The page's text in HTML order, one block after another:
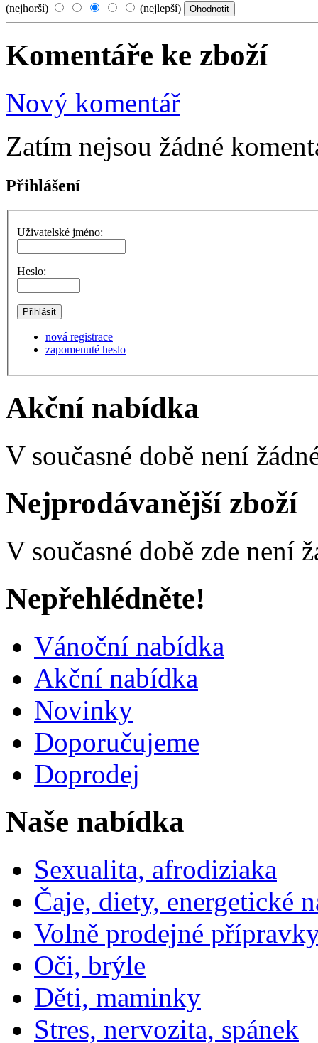
(nejhorší) (nejlepší)
Komentáře ke zboží
Nový komentář
Zatím nejsou žádné
Přihlášení
Uživatelské jméno:
Heslo:
nová registrace
zapomenuté heslo
Akční nabídka
V současné době není
Nejprodávanější zboží
V současné době zde není
Nepřehlédněte!
Vánoční nabídka
Akční nabídka
Novinky
Doporučujeme
Doprodej
Naše nabídka
Sexualita, afrodiziaka
Čaje, diety, energetické
Volně prodejné
Oči, brýle
Děti, maminky
Stres, nervozita, spánek